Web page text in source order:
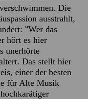
Die
ausstrahlt,
"Wer das
hört es hier
unerhörte
Das stellt hier
einer der besten
für Alte Musik